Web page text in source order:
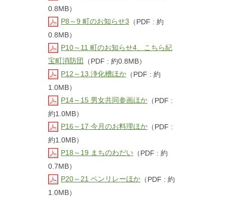
0.8MB）
P8～9 町のお知らせ3 （PDF : 約
0.8MB）
P10～11 町のお知らせ4、こちら紀
宝町消防団
（PDF : 約0.8MB）
P12～13 浄化槽ほか （PDF : 約
1.0MB）
P14～15 男女共同参画ほか （PDF :
約1.0MB）
P16～17 今月のお料理ほか （PDF :
約1.0MB）
P18～19 まちのわだい （PDF : 約
0.7MB）
P20～21 ペンリレーほか （PDF : 約
1.0MB）